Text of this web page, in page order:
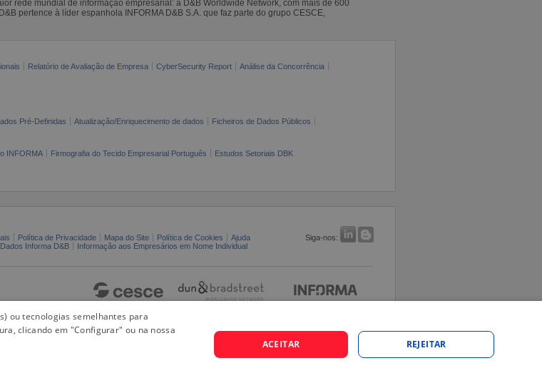
rede mundial de informação empresarial: a D&B Worldwide Network, com mais de 600
pertence à líder espanhola INFORMA D&B S.A. que faz parte do grupo CESCE,
Relatório de Avaliação de Empresa CyberSecurity Report
Análise da Concorrência
Pré-Definidas Atualização/Enriquecimento de dados
Ficheiros de Dados Públicos
INFORMA Firmografia do Tecido Empresarial Português Estudos Setoriais DBK
Política de Privacidade Mapa do Site Política de Cookies Ajuda
Siga-nos:
Informa D&B
Informação aos Empresários em Nome Individual
ou tecnologias semelhantes para
clicando em "Configurar" ou na nossa
ACEITAR REJEITAR